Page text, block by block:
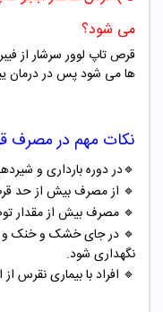
می شود؟
قرص تاپ لوور سرشار از
ها می شود پس در درمان
نکات مهم در مصرف
🔹در دوره بارداری و
🔹 از مصرف بیش از حد
🔹 مصرف بیش از مقدار
🔹
نگهداری شود.
🔹 افراد با بیماری نقرس